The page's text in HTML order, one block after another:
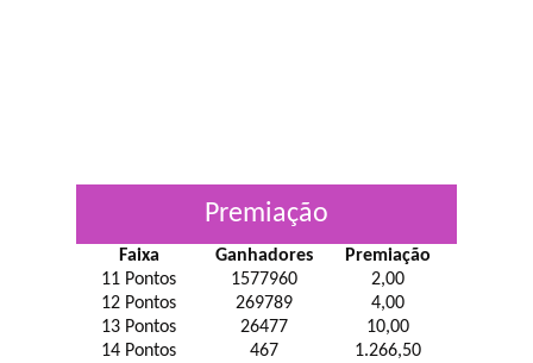
Premiação
Faixa Ganhadores
Premiação
11 Pontos
1577960
2,00
12 Pontos
269789
4,00
13 Pontos
26477
10,00
14 Pontos
467
1.266,50